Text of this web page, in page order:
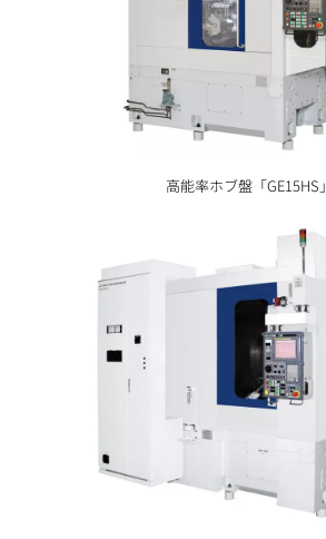
高能率ホブ盤「GE15HS」